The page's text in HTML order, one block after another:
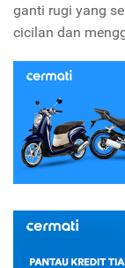
ganti rugi yang
cicilan dan